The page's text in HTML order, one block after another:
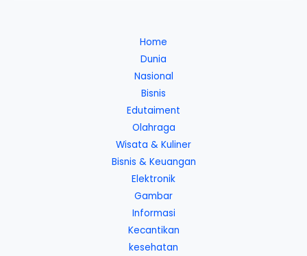
Home
Dunia
Nasional
Bisnis
Edutaiment
Olahraga
Wisata & Kuliner
Bisnis & Keuangan
Elektronik
Gambar
Informasi
Kecantikan
kesehatan